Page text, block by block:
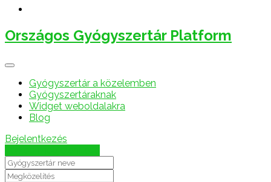
Országos Gyógyszertár Platform
Gyógyszertár a közelemben
Gyógyszertáraknak
Widget weboldalakra
Blog
Bejelentkezés